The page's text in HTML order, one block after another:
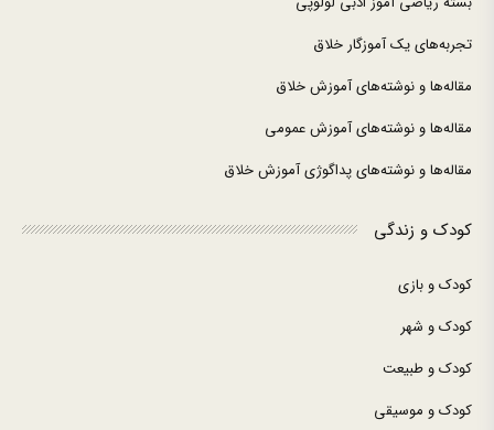
تجربه‌های یک آموزگار خلاق
مقاله‌ها و نوشته‌های آموزش خلاق
مقاله‌ها و نوشته‌های آموزش عمومی
مقاله‌ها و نوشته‌های پداگوژی آموزش خلاق
کودک و زندگی
کودک و بازی
کودک و شهر
کودک و طبیعت
کودک و موسیقی